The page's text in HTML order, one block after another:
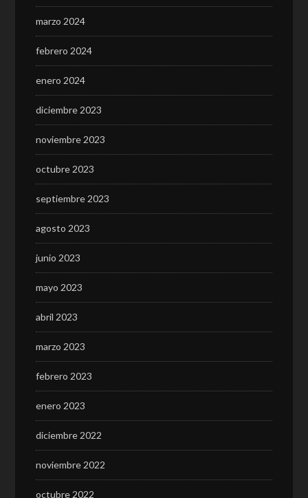
marzo 2024
febrero 2024
enero 2024
diciembre 2023
noviembre 2023
octubre 2023
septiembre 2023
agosto 2023
junio 2023
mayo 2023
abril 2023
marzo 2023
febrero 2023
enero 2023
diciembre 2022
noviembre 2022
octubre 2022